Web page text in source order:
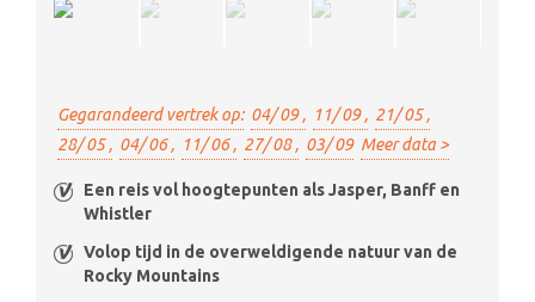
Gegarandeerd vertrek op: 04/ 09 , 11/ 09 , 21/ 05 ,
28/ 05 , 04/ 06 , 11/ 06 , 27/ 08 , 03/ 09 Meer data >
Een reis vol hoogtepunten als Jasper, Banff en
Whistler
Volop tijd in de overweldigende natuur van de
Rocky Mountains